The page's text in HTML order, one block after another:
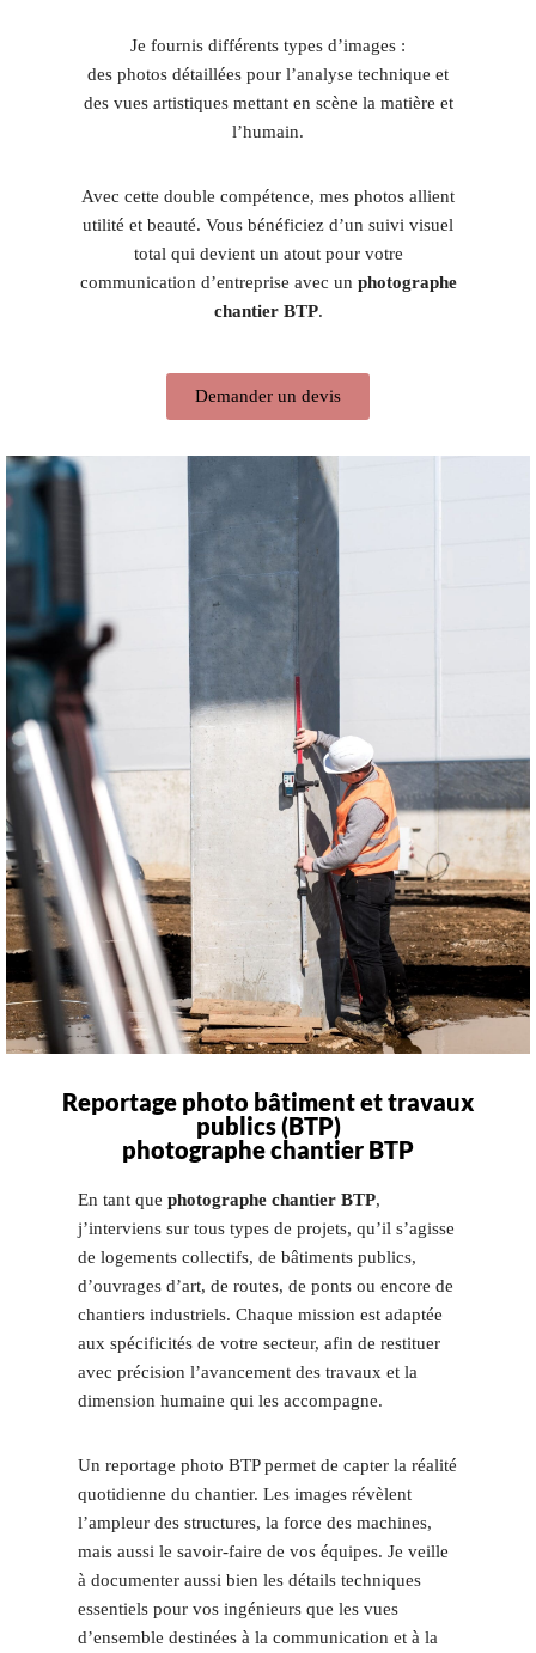
Je fournis différents types d’images :
des photos détaillées pour l’analyse technique et
des vues artistiques mettant en scène la matière et
l’humain.
Avec cette double compétence, mes photos allient
utilité et beauté. Vous bénéficiez d’un suivi visuel
total qui devient un atout pour votre
communication d’entreprise avec un photographe
chantier BTP.
Demander un devis
Reportage photo bâtiment et travaux
publics (BTP)
photographe chantier BTP
En tant que photographe chantier BTP,
j’interviens sur tous types de projets, qu’il s’agisse
de logements collectifs, de bâtiments publics,
d’ouvrages d’art, de routes, de ponts ou encore de
chantiers industriels. Chaque mission est adaptée
aux spécificités de votre secteur, afin de restituer
avec précision l’avancement des travaux et la
dimension humaine qui les accompagne.
Un reportage photo BTP permet de capter la réalité
quotidienne du chantier. Les images révèlent
l’ampleur des structures, la force des machines,
mais aussi le savoir-faire de vos équipes. Je veille
à documenter aussi bien les détails techniques
essentiels pour vos ingénieurs que les vues
d’ensemble destinées à la communication et à la